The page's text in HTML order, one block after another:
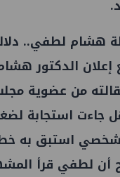
هشام لطفي..
إعلان الدكتور
من عضوية
جاءت استجابة
شخصي استبق به
أن لطفي قرأ